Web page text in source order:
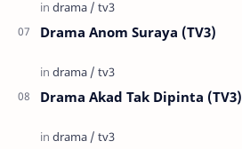
Drama Anom Suraya (TV3)
Drama Akad Tak Dipinta (TV3)